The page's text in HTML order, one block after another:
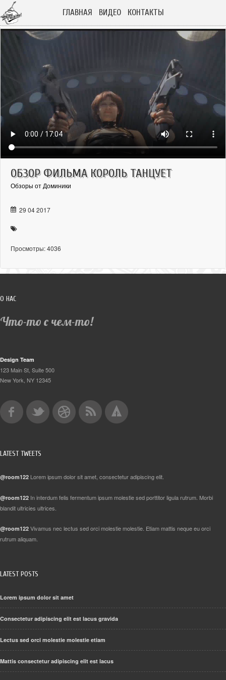
ГЛАВНАЯ ВИДЕО КОНТАКТЫ
ОБЗОР ФИЛЬМА КОРОЛЬ ТАНЦУЕТ
Обзоры от Доминики
29 04 2017
Просмотры: 4036
О НАС
Что-то с чем-то!
Design Team
123 Main St, Suite 500
New York, NY 12345
LATEST TWEETS
@room122 Lorem ipsum dolor sit amet, consectetur adipiscing elit.
@room122 In interdum felis fermentum ipsum molestie sed porttitor ligula rutrum. Morbi
blandit ultricies ultrices.
@room122 Vivamus nec lectus sed orci molestie molestie. Etiam mattis neque eu orci
rutrum aliquam.
LATEST POSTS
Lorem ipsum dolor sit amet
Consectetur adipiscing elit est lacus gravida
Lectus sed orci molestie molestie etiam
Mattis consectetur adipiscing elit est lacus